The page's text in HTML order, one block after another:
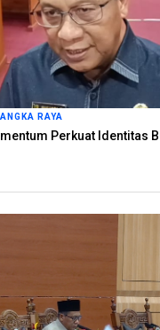
RAYA
Perkuat Identitas